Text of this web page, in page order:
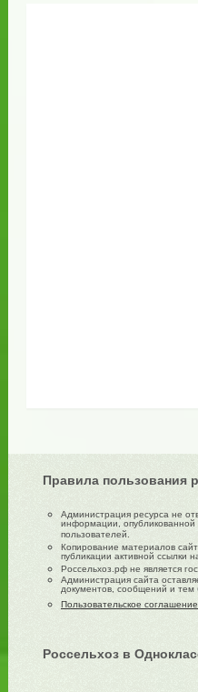
Правила пользования
Администрация ресурса не
информации, опубликованной
пользователей.
Копирование материалов
публикации активной ссылки
Россельхоз.рф не является
Администрация сайта
документов, сообщений и тем
Пользовательское
Россельхоз в